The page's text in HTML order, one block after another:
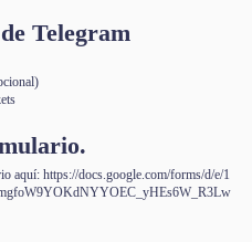
Telegram
aquí: https://docs.google.com/forms/d/e/1